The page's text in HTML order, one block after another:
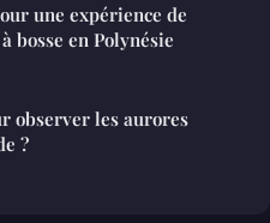
une expérience de
bosse en Polynésie
observer les aurores
?